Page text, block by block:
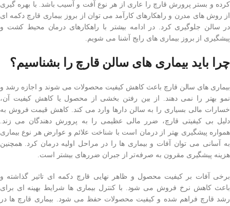
کرده و بستر پرورش قارچ را عاری از هر نوع آفت و آسیب باشد. با بهره گیری
از روش های مدرن و راهکارهای کارآمد می توان از بروز بیماری قارچ دکمه ای
در سالن جلوگیری کرد. در ادامه بیشتر با راهکارهای درمان محیط کشت و
پیشگیری از بروز بیماری های رایج آشنا می شویم.
چرا باید بیماری‌ های سالن قارچ را بشناسیم؟
بیماری های سالن قارچ باعث کاهش کیفیت محصولات می شوند و اجازه رشد و
نمو بهتر را نمی دهند. از بین رفتن بخشی از محصول یا کاهش کیفیت آن،
خسارات مالی بسیاری را به سالن دارها وارد می کند. کاهش قیمت فروش به
دلیل بی کیفیتی قارچ، ضرر مالی عظیمی را به پرورش دهندگان می زند.
همواره پیشگیری بهتر از درمان است با شناخت علائم و عوارض هر نوع بیماری
به آسانی می توان آفات و بیماری ها را در مراحل اولیه درمان کرد. همچنین
هزینه پیشگیری مقرون به صرفه‌تر از جبران ضررهای بیشتر است.
برخی آفات بر کیفیت محصول و ظاهر نهایی قارچ دکمه ای تاثیر گذاشته و
باعث کاهش نرخ فروش می شود. با کنترل بیماری ها شرایط بهینه ای برای
رشد قارچ فراهم شده و کیفیت محصولات حفظ می شود. بیماری قارچ ها در